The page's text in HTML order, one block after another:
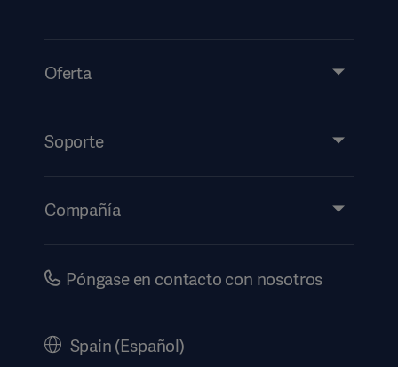
Oferta
Servicios
Soporte
Eventos
Compañía
CarreraPóngase en contacto con nosotros
Spain (Español)